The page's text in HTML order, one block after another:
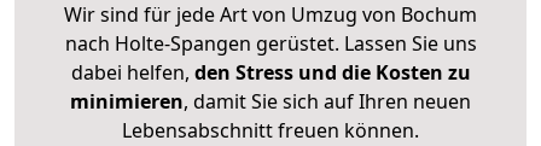
Wir sind für jede Art von Umzug von Bochum
nach Holte-Spangen gerüstet. Lassen Sie uns
dabei helfen, den Stress und die Kosten zu
minimieren, damit Sie sich auf Ihren neuen
Lebensabschnitt freuen können.